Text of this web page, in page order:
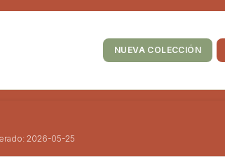
NUEVA COLECCIÓN
2026-05-25